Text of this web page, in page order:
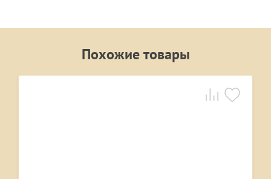
Похожие товары